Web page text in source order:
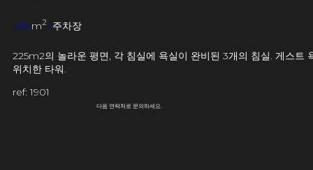
225 m23주차장
225m2의 놀라운 평면, 각 침실에 욕실이 완비된 3개의 침실. 게스트
위치한 타워.
ref: 1901
다음 연락처로 문의하세요.